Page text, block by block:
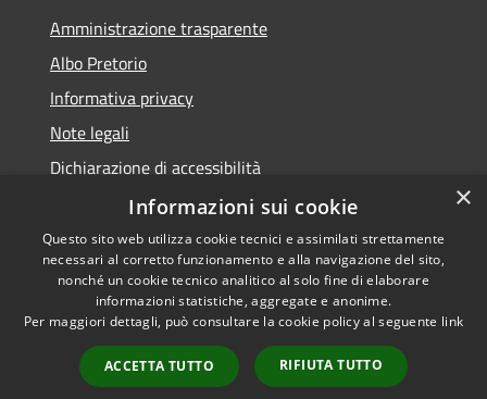
Amministrazione trasparente
Albo Pretorio
Informativa privacy
Note legali
Dichiarazione di accessibilità
Accessibilità
Privacy
Mappa del sito
Comune convenzionato
Astigov
Progetto|Convenzione|
Adesioni
×
Informazioni sui cookie
Questo sito web utilizza cookie tecnici e assimilati strettamente
necessari al corretto funzionamento e alla navigazione del sito,
nonché un cookie tecnico analitico al solo fine di elaborare
informazioni statistiche, aggregate e anonime.
Per maggiori dettagli, può consultare la cookie policy al seguente link
ACCETTA TUTTO RIFIUTA TUTTO